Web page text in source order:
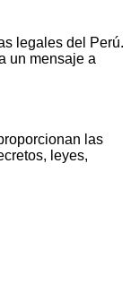
legales del Perú.
un mensaje a
las
leyes,